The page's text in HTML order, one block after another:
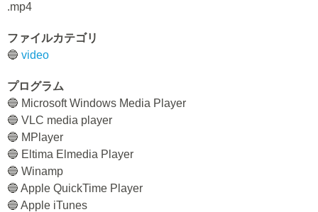
.mp4
ファイルカテゴリ
🔵 video
プログラム
🔵 Microsoft Windows Media Player
🔵 VLC media player
🔵 MPlayer
🔵 Eltima Elmedia Player
🔵 Winamp
🔵 Apple QuickTime Player
🔵 Apple iTunes